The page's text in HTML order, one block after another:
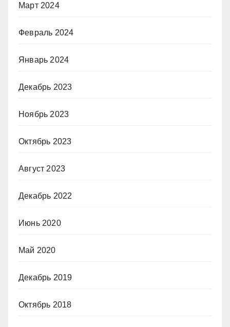
Март 2024
Февраль 2024
Январь 2024
Декабрь 2023
Ноябрь 2023
Октябрь 2023
Август 2023
Декабрь 2022
Июнь 2020
Май 2020
Декабрь 2019
Октябрь 2018